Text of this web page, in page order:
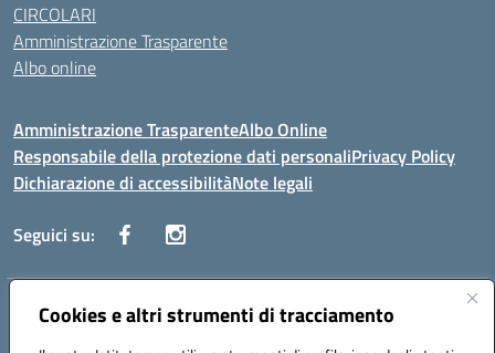
Cookies e altri strumenti di tracciamento
CIRCOLARI
Amministrazione Trasparente
Albo online
Amministrazione TrasparenteAlbo Online
Responsabile della protezione dati personaliPrivacy Policy
Dichiarazione di accessibilitàNote legali
Seguici su:
Indirizzo:Corso Vittorio Emanuele, 27 90133 - Palermo